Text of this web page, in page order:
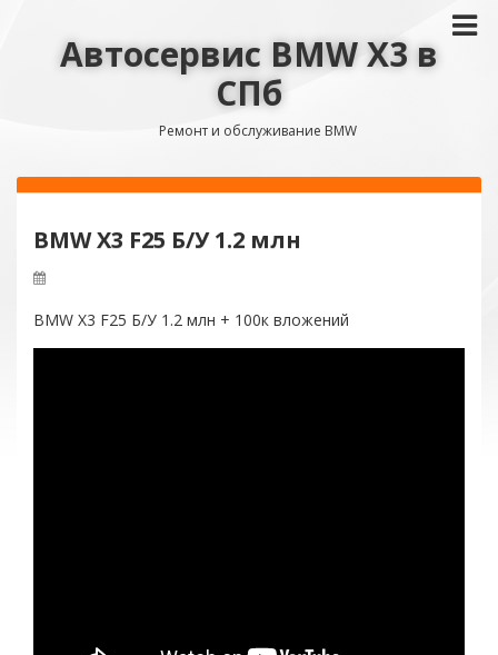
Автосервис BMW X3 в
СПб
Ремонт и обслуживание BMW
BMW X3 F25 Б/У 1.2 млн
BMW X3 F25 Б/У 1.2 млн + 100к вложений